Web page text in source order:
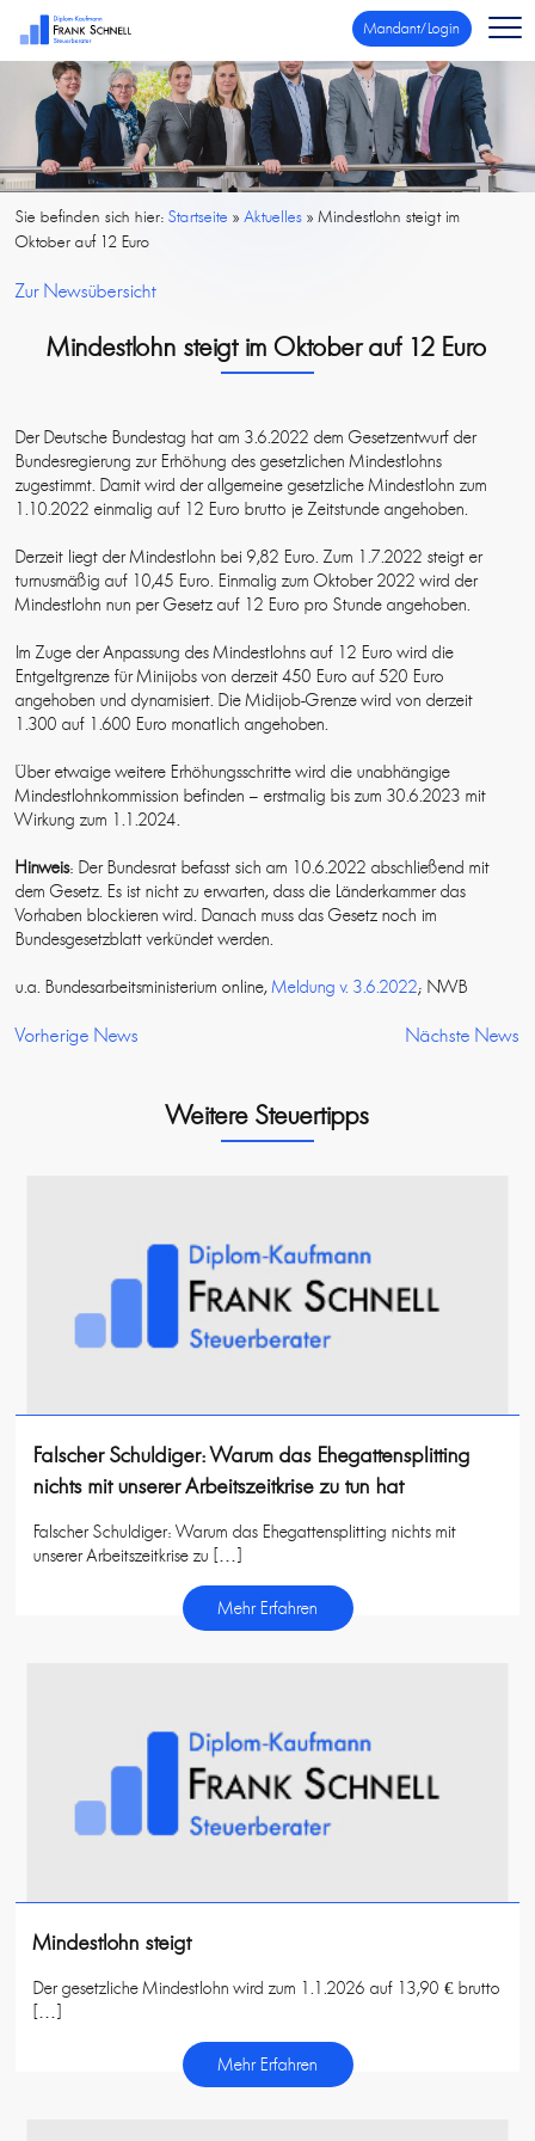
Mandant/Login
Sie befinden sich hier:Startseite »Aktuelles »Mindestlohn steigt im
Oktober auf 12 Euro
Zur Newsübersicht
Mindestlohn steigt im Oktober auf 12 Euro
Der Deutsche Bundestag hat am 3.6.2022 dem Gesetzentwurf der
Bundesregierung zur Erhöhung des gesetzlichen Mindestlohns
zugestimmt. Damit wird der allgemeine gesetzliche Mindestlohn zum
1.10.2022 einmalig auf 12 Euro brutto je Zeitstunde angehoben.
Derzeit liegt der Mindestlohn bei 9,82 Euro. Zum 1.7.2022 steigt er
turnusmäßig auf 10,45 Euro. Einmalig zum Oktober 2022 wird der
Mindestlohn nun per Gesetz auf 12 Euro pro Stunde angehoben.
Im Zuge der Anpassung des Mindestlohns auf 12 Euro wird die
Entgeltgrenze für Minijobs von derzeit 450 Euro auf 520 Euro
angehoben und dynamisiert. Die Midijob-Grenze wird von derzeit
1.300 auf 1.600 Euro monatlich angehoben.
Über etwaige weitere Erhöhungsschritte wird die unabhängige
Mindestlohnkommission befinden – erstmalig bis zum 30.6.2023 mit
Wirkung zum 1.1.2024.
Hinweis: Der Bundesrat befasst sich am 10.6.2022 abschließend mit
dem Gesetz. Es ist nicht zu erwarten, dass die Länderkammer das
Vorhaben blockieren wird. Danach muss das Gesetz noch im
Bundesgesetzblatt verkündet werden.
u.a. Bundesarbeitsministerium online,Meldung v. 3.6.2022; NWB
Vorherige News Nächste News
Weitere Steuertipps
Falscher Schuldiger: Warum das Ehegattensplitting
nichts mit unserer Arbeitszeitkrise zu tun hat
Falscher Schuldiger: Warum das Ehegattensplitting nichts mit
unserer Arbeitszeitkrise zu […]
Mehr Erfahren
Mindestlohn steigt
Der gesetzliche Mindestlohn wird zum 1.1.2026 auf 13,90 € brutto
[…]
Mehr Erfahren